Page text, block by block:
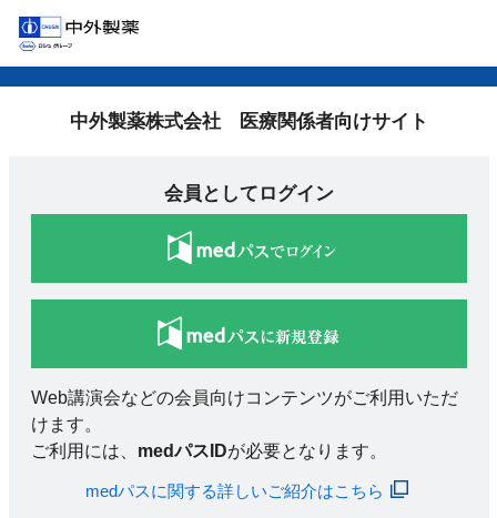
中外製薬株式会社 医療関係者向けサイト
会員としてログイン
Web講演会などの会員向けコンテンツがご利用いただ
けます。
ご利用には、 medパスIDが必要となります。
medパスに関する詳しいご紹介はこちら